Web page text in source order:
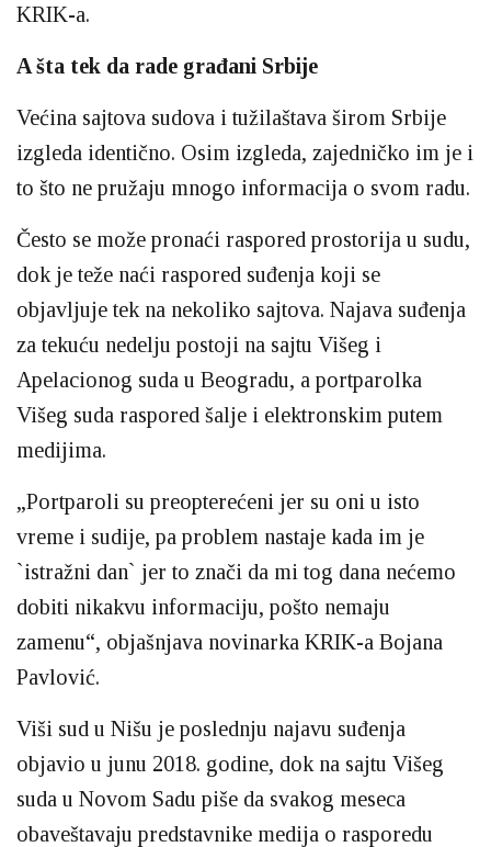
KRIK-a.
A šta tek da rade građani Srbije
Većina sajtova sudova i tužilaštava širom Srbije
izgleda identično. Osim izgleda, zajedničko im je i
to što ne pružaju mnogo informacija o svom radu.
Često se može pronaći raspored prostorija u sudu,
dok je teže naći raspored suđenja koji se
objavljuje tek na nekoliko sajtova. Najava suđenja
za tekuću nedelju postoji na sajtu Višeg i
Apelacionog suda u Beogradu, a portparolka
Višeg suda raspored šalje i elektronskim putem
medijima.
„Portparoli su preopterećeni jer su oni u isto
vreme i sudije, pa problem nastaje kada im je
`istražni dan` jer to znači da mi tog dana nećemo
dobiti nikakvu informaciju, pošto nemaju
zamenu“, objašnjava novinarka KRIK-a Bojana
Pavlović.
Viši sud u Nišu je poslednju najavu suđenja
objavio u junu 2018. godine, dok na sajtu Višeg
suda u Novom Sadu piše da svakog meseca
obaveštavaju predstavnike medija o rasporedu